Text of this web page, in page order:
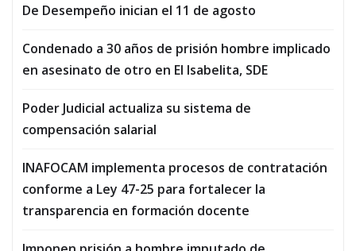
De Desempeño inician el 11 de agosto
Condenado a 30 años de prisión hombre implicado
en asesinato de otro en El Isabelita, SDE
Poder Judicial actualiza su sistema de
compensación salarial
INAFOCAM implementa procesos de contratación
conforme a Ley 47-25 para fortalecer la
transparencia en formación docente